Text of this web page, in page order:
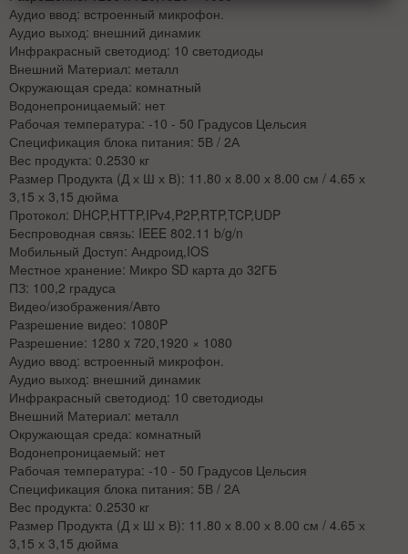
Аудио ввод: встроенный микрофон.
Аудио выход: внешний динамик
Инфракрасный светодиод: 10 светодиоды
Внешний Материал: металл
Окружающая среда: комнатный
Водонепроницаемый: нет
Рабочая температура: -10 - 50 Градусов Цельсия
Спецификация блока питания: 5В / 2А
Вес продукта: 0.2530 кг
Размер Продукта (Д х Ш х В): 11.80 х 8.00 х 8.00 см / 4.65 х
3,15 х 3,15 дюйма
Протокол: DHCP,HTTP,IPv4,P2P,RTP,TCP,UDP
Беспроводная связь: IEEE 802.11 b/g/n
Мобильный Доступ: Андроид,IOS
Местное хранение: Микро SD карта до 32ГБ
ПЗ: 100,2 градуса
Видео/изображения/Авто
Разрешение видео: 1080P
Разрешение: 1280 x 720,1920 × 1080
Аудио ввод: встроенный микрофон.
Аудио выход: внешний динамик
Инфракрасный светодиод: 10 светодиоды
Внешний Материал: металл
Окружающая среда: комнатный
Водонепроницаемый: нет
Рабочая температура: -10 - 50 Градусов Цельсия
Спецификация блока питания: 5В / 2А
Вес продукта: 0.2530 кг
Размер Продукта (Д х Ш х В): 11.80 х 8.00 х 8.00 см / 4.65 х
3,15 х 3,15 дюйма